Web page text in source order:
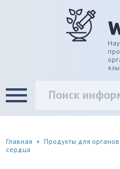
Главная Продукты для органов
сердца
сужение сосудов
от депрессии и